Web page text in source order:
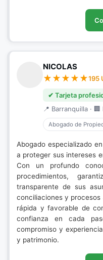
NICOLAS
195
✔ Tarjeta
📍 Barranquilla ·
Abogado de
Abogado especializado
a proteger sus intereses
Con un profundo
procedimientos,
transparente de sus
conciliaciones y
rápida y favorable de
confianza en cada
compromiso y
y patrimonio.